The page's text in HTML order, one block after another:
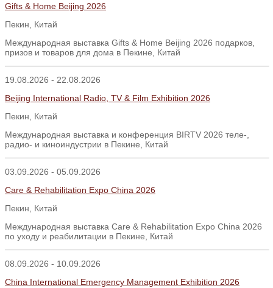
Gifts & Home Beijing 2026
Пекин, Китай
Международная выставка Gifts & Home Beijing 2026 подарков,
призов и товаров для дома в Пекине, Китай
19.08.2026 - 22.08.2026
Beijing International Radio, TV & Film Exhibition 2026
Пекин, Китай
Международная выставка и конференция BIRTV 2026 теле-,
радио- и киноиндустрии в Пекине, Китай
03.09.2026 - 05.09.2026
Care & Rehabilitation Expo China 2026
Пекин
Китай
Международная выставка Care & Rehabilitation Expo China 2026
по уходу и реабилитации в Пекине, Китай
08.09.2026 - 10.09.2026
China International Emergency Management Exhibition 2026